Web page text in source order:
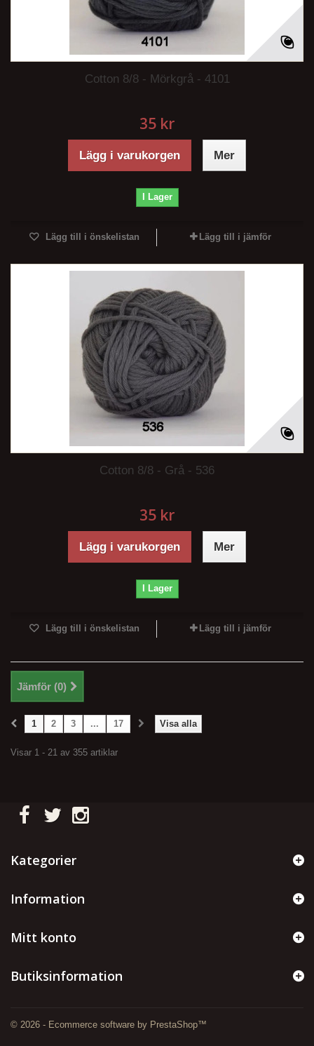
Cotton 8/8 - Mörkgrå - 4101
35 kr
Lägg i varukorgen Mer
I Lager
Lägg till i önskelistan Lägg till i jämför
Cotton 8/8 - Grå - 536
35 kr
Lägg i varukorgen Mer
I Lager
Lägg till i önskelistan Lägg till i jämför
Jämför (0)
Visa alla
1 2 3 ... 17
Visar 1 - 21 av 355 artiklar
Kategorier
Information
© 2026 - Ecommerce software by PrestaShop™
Mitt konto
Butiksinformation